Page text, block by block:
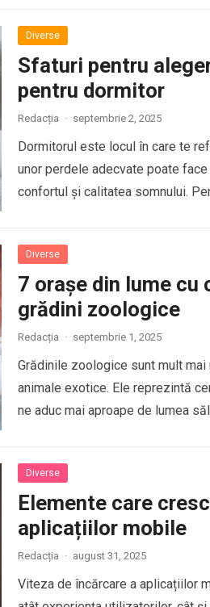
Diverse
Sfaturi pentru
pentru dormitor
Redacția · septembrie 2, 2025
Dormitorul este locul în care te
unor perdele adecvate poate
confortul și calitatea somnului.
Diverse
7 orașe din lume
grădini zoologice
Redacția · septembrie 1, 2025
Grădinile zoologice sunt mult
animale exotice. Ele reprezintă
ne aduc mai aproape de lumea
Diverse
Elemente care
aplicațiilor mobile
Redacția · august 31, 2025
Viteza de încărcare a aplicațiilor